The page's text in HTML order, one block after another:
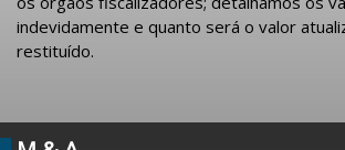
indevidamente e quanto será o valor
restituído.